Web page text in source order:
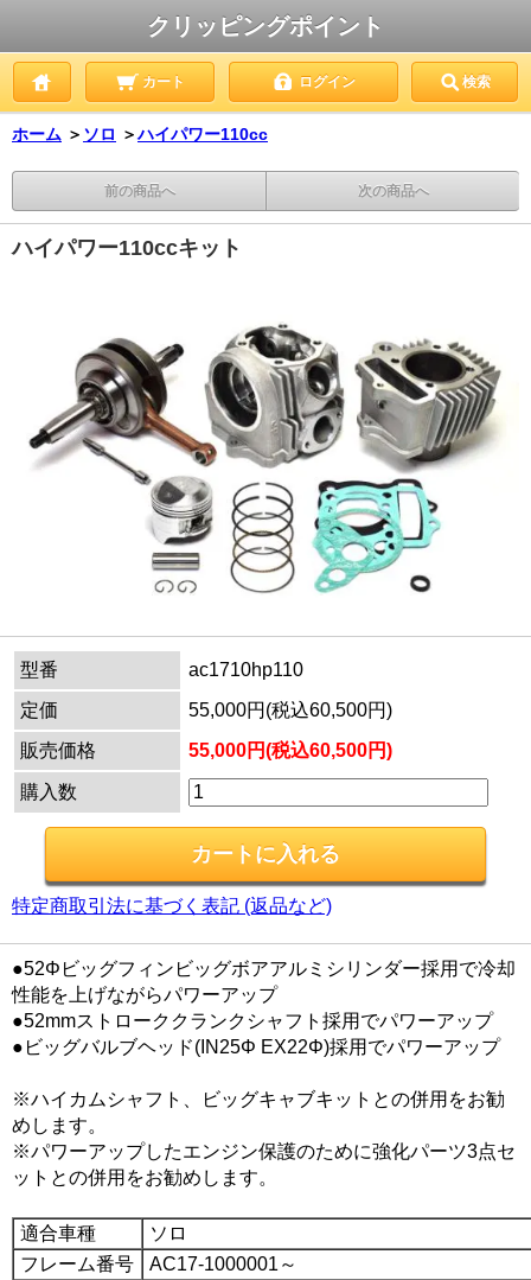
クリッピングポイント
カート ログイン 検索
ホーム ＞ ソロ ＞ハイパワー110cc
前の商品へ 次の商品へ
ハイパワー110ccキット
型番
ac1710hp110
定価
55,000円(税込60,500円)
販売価格
55,000円(税込60,500円)
購入数
特定商取引法に基づく表記 (返品など)
●52Φビッグフィンビッグボアアルミシリンダー採用で冷却
性能を上げながらパワーアップ
●52mmストローククランクシャフト採用でパワーアップ
●ビッグバルブヘッド(IN25Φ EX22Φ)採用でパワーアップ
※ハイカムシャフト、ビッグキャブキットとの併用をお勧
めします。
※パワーアップしたエンジン保護のために強化パーツ3点セ
ットとの併用をお勧めします。
適合車種
ソロ
フレーム番号
AC17-1000001～